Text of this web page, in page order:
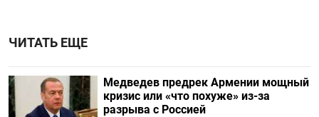
ЧИТАТЬ ЕЩЕ
Медведев предрек Армении мощный
кризис или «что похуже» из-за
разрыва с Россией